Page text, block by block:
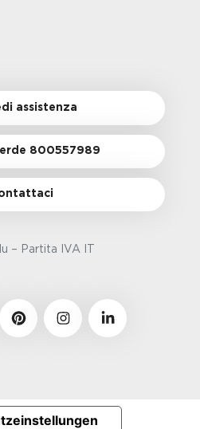
assistenza
800557989
– Partita IVA IT